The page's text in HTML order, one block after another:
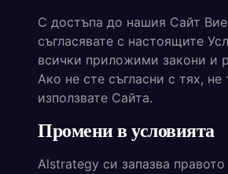
С достъпа до нашия Сайт
съгласявате с настоящите
всички приложими закони и
Ако не сте съгласни с тях, не
използвате Сайта.
Промени в условията
Alstrategy си запазва